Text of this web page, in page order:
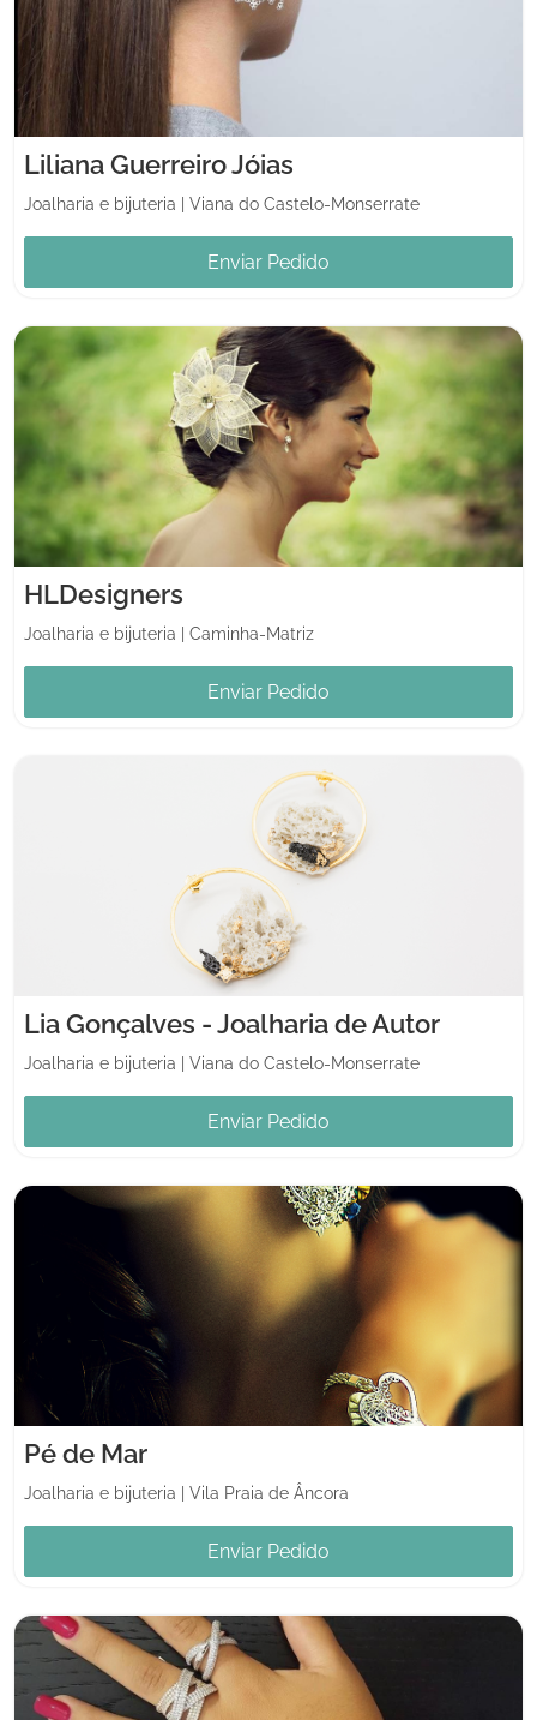
Liliana Guerreiro Jóias
Joalharia e bijuteria Viana do Castelo-Monserrate
Enviar Pedido
HLDesigners
Joalharia e bijuteria Caminha-Matriz
Enviar Pedido
Lia Gonçalves - Joalharia de Autor
Joalharia e bijuteria Viana do Castelo-Monserrate
Enviar Pedido
Pé de Mar
Joalharia e bijuteria Vila Praia de Âncora
Enviar Pedido